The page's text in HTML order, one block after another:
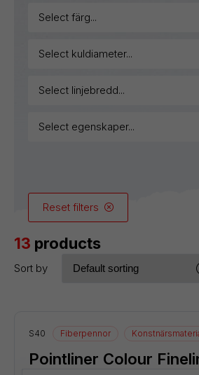
select färg...
select kuldiameter...
select linjebredd...
select egenskaper...
Reset filters
13 products
Sort by
S40 Fiberpennor
Pointliner Colour